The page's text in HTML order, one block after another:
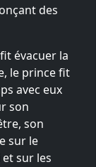
des
évacuer la
le prince fit
avec eux
son
son
sur le
sur les